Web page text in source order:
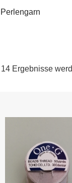
Ergebnisse